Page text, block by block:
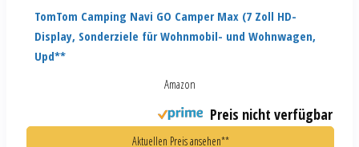
TomTom Camping Navi GO Camper Max (7 Zoll HD-
Display, Sonderziele für Wohnmobil- und Wohnwagen,
Upd**
Amazon
Preis nicht verfügbar
Aktuellen Preis ansehen**